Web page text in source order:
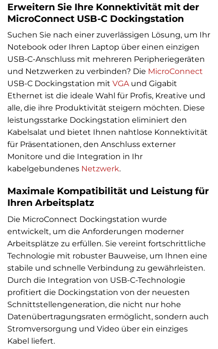
Erweitern Sie Ihre Konnektivität mit der
MicroConnect USB-C Dockingstation
Suchen Sie nach einer zuverlässigen Lösung, um Ihr
Notebook oder Ihren Laptop über einen einzigen
USB-C-Anschluss mit mehreren Peripheriegeräten
und Netzwerken zu verbinden? Die MicroConnect
USB-C Dockingstation mit VGAund Gigabit
Ethernet ist die ideale Wahl für Profis, Kreative und
alle, die ihre Produktivität steigern möchten. Diese
leistungsstarke Dockingstation eliminiert den
Kabelsalat und bietet Ihnen nahtlose Konnektivität
für Präsentationen, den Anschluss externer
Monitore und die Integration in Ihr
kabelgebundenes Netzwerk.
Maximale Kompatibilität und Leistung für
Ihren Arbeitsplatz
Die MicroConnect Dockingstation wurde
entwickelt, um die Anforderungen moderner
Arbeitsplätze zu erfüllen. Sie vereint fortschrittliche
Technologie mit robuster Bauweise, um Ihnen eine
stabile und schnelle Verbindung zu gewährleisten.
Durch die Integration von USB-C-Technologie
profitiert die Dockingstation von der neuesten
Schnittstellengeneration, die nicht nur hohe
Datenübertragungsraten ermöglicht, sondern auch
Stromversorgung und Video über ein einziges
Kabel liefert.